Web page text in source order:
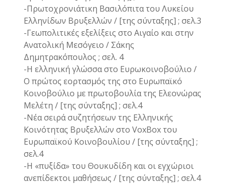
-Πρωτοχρονιάτικη Βασιλόπιτα του Λυκείου
Ελληνίδων Βρυξελλών / [της σύνταξης] ; σελ.3
-Γεωπολιτικές εξελίξεις στο Αιγαίο και στην
Ανατολική Μεσόγειο / Σάκης
Δημητρακόπουλος ; σελ. 4
-Η ελληνική γλώσσα στο Ευρωκοινοβούλιο /
Ο πρώτος εορτασμός της στο Ευρωπαϊκό
Κοινοβούλιο με πρωτοβουλία της Ελεονώρας
Μελέτη / [της σύνταξης] ; σελ.4
-Νέα σειρά συζητήσεων της Ελληνικής
Κοινότητας Βρυξελλών στο VoxBox του
Ευρωπαϊκού Κοινοβουλίου / [της σύνταξης] ;
σελ.4
-Η «πυξίδα» του Θουκυδίδη και οι εγχώριοι
ανεπίδεκτοι μαθήσεως / [της σύνταξης] ; σελ.4